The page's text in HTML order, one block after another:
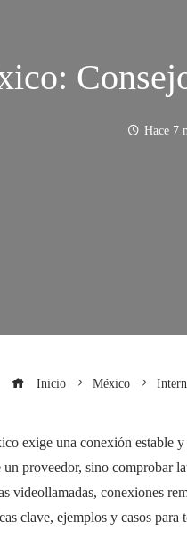
Hace 7
Inicio México
exige una conexión estable
proveedor, sino comprobar
videollamadas, conexiones
clave, ejemplos y casos para